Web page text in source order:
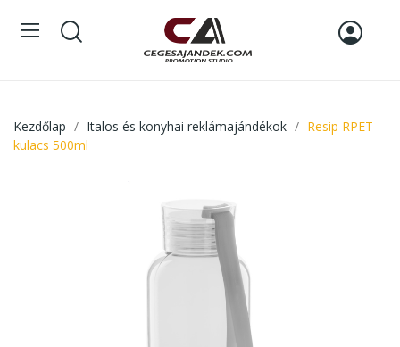
Kezdőlap Italos és konyhai reklámajándékok
Resip RPET
kulacs 500ml